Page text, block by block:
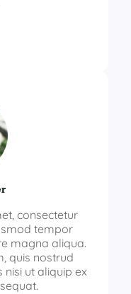
consectetur
tempor
magna aliqua.
quis nostrud
ut aliquip ex